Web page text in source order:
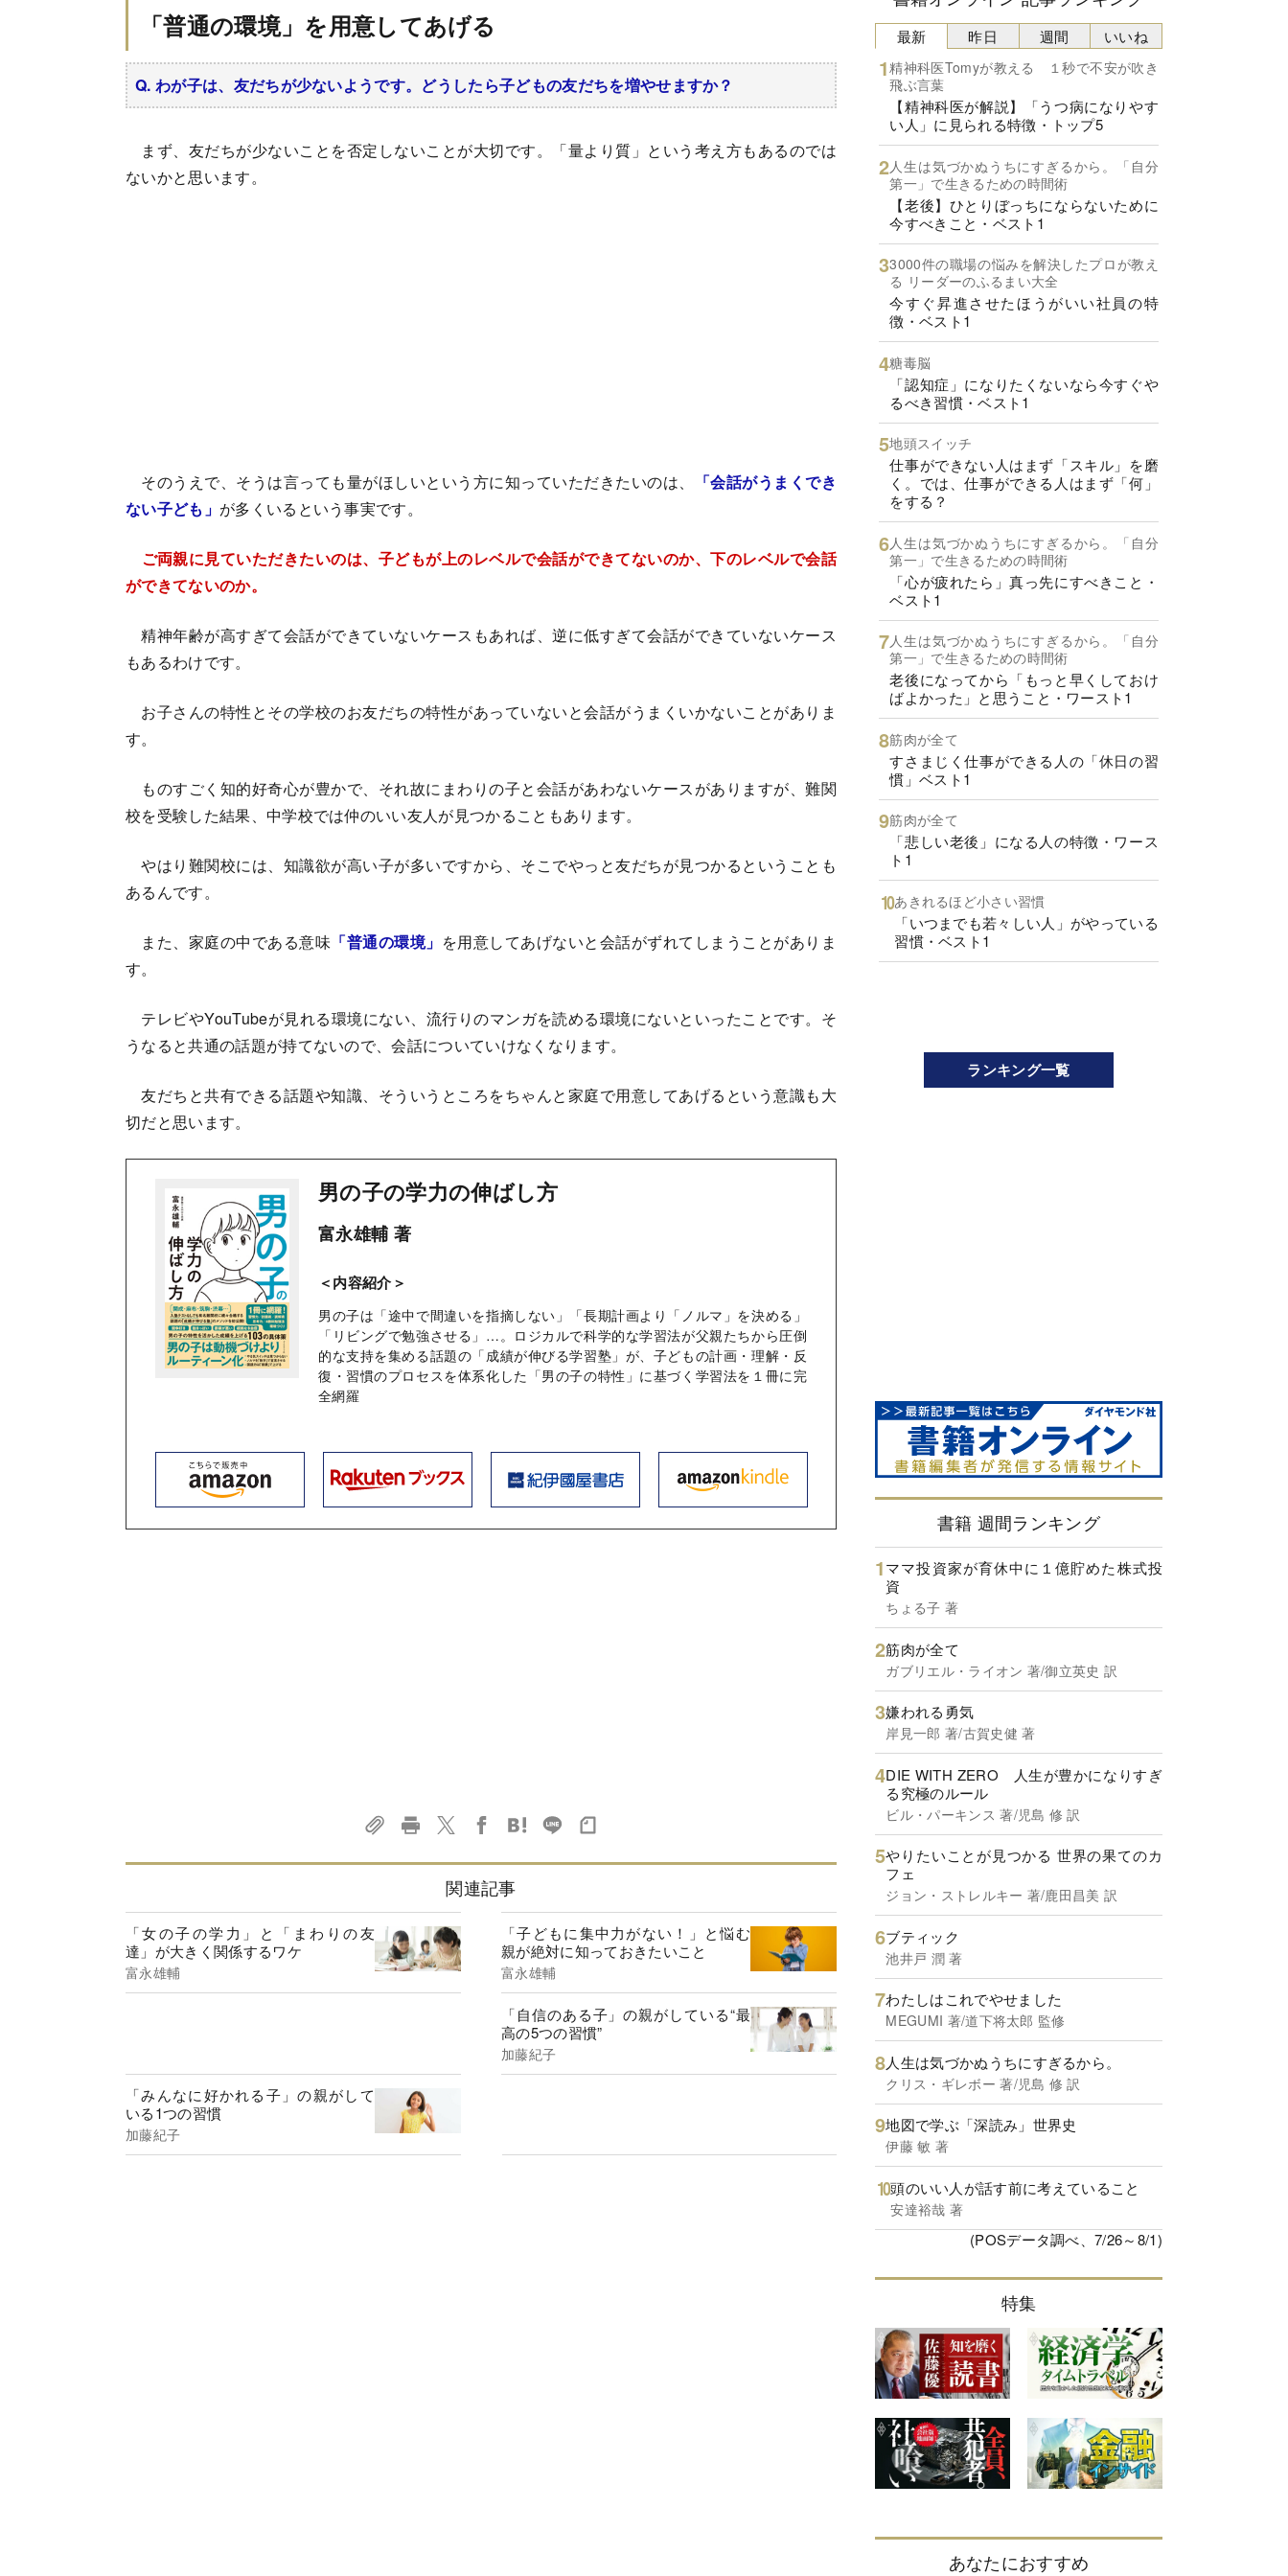
「普通の環境」を用意してあげる
Q. わが子は、友だちが少ないようです。どうしたら子どもの友だちを増やせますか？
まず、友だちが少ないことを否定しないことが大切です。「量より質」という考え方もあるのでは
ないかと思います。
そのうえで、そうは言っても量がほしいという方に知っていただきたいのは、
「会話がうまくでき
ない子ども」 が多くいるという事実です。
ご両親に見ていただきたいのは、子どもが上のレベルで会話ができてないのか、下のレベルで会話
ができてないのか。
精神年齢が高すぎて会話ができていないケースもあれば、逆に低すぎて会話ができていないケース
もあるわけです。
お子さんの特性とその学校のお友だちの特性があっていないと会話がうまくいかないことがありま
す。
ものすごく知的好奇心が豊かで、それ故にまわりの子と会話があわないケースがありますが、難関
校を受験した結果、中学校では仲のいい友人が見つかることもあります。
やはり難関校には、知識欲が高い子が多いですから、そこでやっと友だちが見つかるということも
あるんです。
また、家庭の中である意味 「普通の環境」 を用意してあげないと会話がずれてしまうことがありま
す。
テレビやYouTubeが見れる環境にない、流行りのマンガを読める環境にないといったことです。そ
うなると共通の話題が持てないので、会話についていけなくなります。
友だちと共有できる話題や知識、そういうところをちゃんと家庭で用意してあげるという意識も大
切だと思います。
男の子の学力の伸ばし方
富永雄輔 著
＜内容紹介＞
男の子は「途中で間違いを指摘しない」「長期計画より「ノルマ」を決める」
「リビングで勉強させる」…。ロジカルで科学的な学習法が父親たちから圧倒
的な支持を集める話題の「成績が伸びる学習塾」が、子どもの計画・理解・反
復・習慣のプロセスを体系化した「男の子の特性」に基づく学習法を１冊に完
全網羅
関連記事
「女の子の学力」と「まわりの友
達」が大きく関係するワケ
富永雄輔
「子どもに集中力がない！」と悩む
親が絶対に知っておきたいこと
富永雄輔
「自信のある子」の親がしている“最
高の5つの習慣”
加藤紀子
「みんなに好かれる子」の親がして
いる1つの習慣
加藤紀子
最新
精神科医Tomyが教える １秒で不安が吹き
飛ぶ言葉
【精神科医が解説】「うつ病になりやす
い人」に見られる特徴・トップ5
人生は気づかぬうちにすぎるから。「自分
第一」で生きるための時間術
【老後】ひとりぼっちにならないために
今すべきこと・ベスト1
3000件の職場の悩みを解決したプロが教え
る リーダーのふるまい大全
今すぐ昇進させたほうがいい社員の特
徴・ベスト1
糖毒脳
「認知症」になりたくないなら今すぐや
るべき習慣・ベスト1
地頭スイッチ
仕事ができない人はまず「スキル」を磨
く。では、仕事ができる人はまず「何」
をする？
人生は気づかぬうちにすぎるから。「自分
第一」で生きるための時間術
「心が疲れたら」真っ先にすべきこと・
ベスト1
人生は気づかぬうちにすぎるから。「自分
第一」で生きるための時間術
老後になってから「もっと早くしておけ
ばよかった」と思うこと・ワースト1
筋肉が全て
すさまじく仕事ができる人の「休日の習
慣」ベスト1
筋肉が全て
「悲しい老後」になる人の特徴・ワース
ト1
あきれるほど小さい習慣
「いつまでも若々しい人」がやっている
習慣・ベスト1
昨日 週間 いいね
ランキング一覧
書籍 週間ランキング
ママ投資家が育休中に１億貯めた株式投
資
ちょる子 著
筋肉が全て
ガブリエル・ライオン 著/御立英史 訳
嫌われる勇気
岸見一郎 著/古賀史健 著
DIE WITH ZERO 人生が豊かになりすぎ
る究極のルール
ビル・パーキンス 著/児島 修 訳
やりたいことが見つかる 世界の果てのカ
フェ
ジョン・ストレルキー 著/鹿田昌美 訳
ブティック
池井戸 潤 著
わたしはこれでやせました
MEGUMI 著/道下将太郎 監修
人生は気づかぬうちにすぎるから。
クリス・ギレボー 著/児島 修 訳
地図で学ぶ「深読み」世界史
伊藤 敏 著
頭のいい人が話す前に考えていること
安達裕哉 著
(POSデータ調べ、7/26～8/1)
特集
あなたにおすすめ